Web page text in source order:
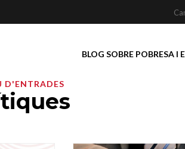
BLOG SOBRE POBRESA I
D'ENTRADES